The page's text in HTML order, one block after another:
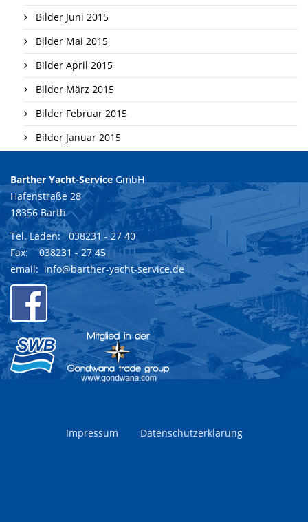
Bilder Juni 2015
Bilder Mai 2015
Bilder April 2015
Bilder März 2015
Bilder Februar 2015
Bilder Januar 2015
Barther Yacht-Service GmbH
Hafenstraße 28
18356 Barth
Tel. Laden:038231 - 27 40
Fax: 038231 - 27 45
email:info@barther-yacht-service.de
Impressum Datenschutzerklärung